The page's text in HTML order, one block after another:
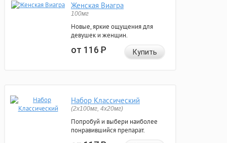
Женская Виагра
100мг
Новые, яркие ощущения для
девушек и женщин.
от 116Р Купить
Набор Классический
(2x100мг, 4x20мг)
Попробуй и выбери наиболее
понравившийся препарат.